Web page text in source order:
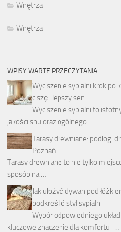
Wnętrza
Wnętrza
WPISY WARTE PRZECZYTANIA
Wyciszenie sypialni krok po
ciszę i lepszy sen
Wyciszenie sypialni to
jakości snu oraz ogólnego …
Tarasy drewniane: podłogi
Poznań
Tarasy drewniane to nie tylko
sposób na …
Jak ułożyć dywan pod
podkreślić styl sypialni
Wybór odpowiedniego
kluczowe znaczenie dla komfortu i …